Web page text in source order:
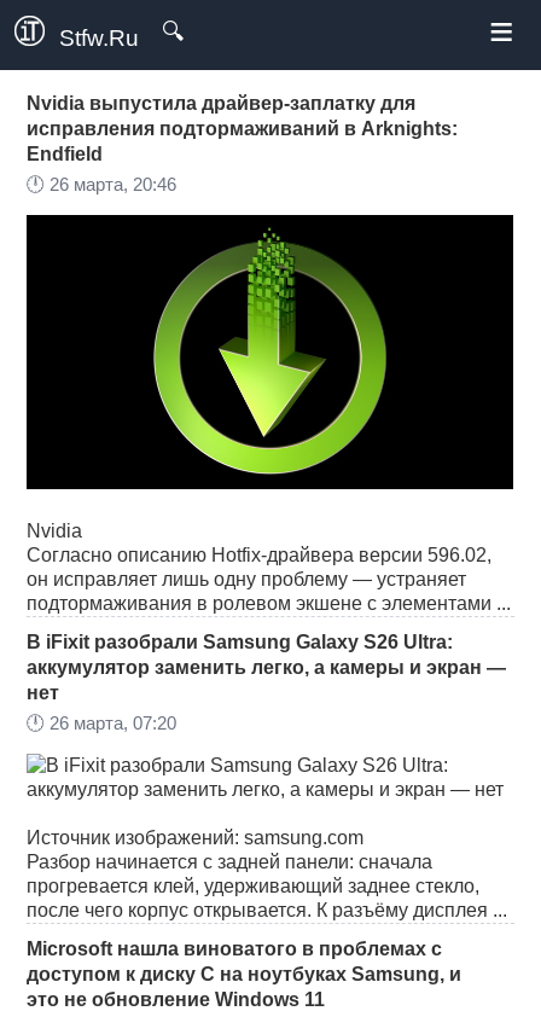
Stfw.Ru 🔍 ≡
Nvidia выпустила драйвер-заплатку для
исправления подтормаживаний в Arknights:
Endfield
🕛 26 марта, 20:46
Nvidia
Согласно описанию Hotfix-драйвера версии 596.02,
он исправляет лишь одну проблему — устраняет
подтормаживания в ролевом экшене с элементами ...
В iFixit разобрали Samsung Galaxy S26 Ultra:
аккумулятор заменить легко, а камеры и экран —
нет
🕛 26 марта, 07:20
Источник изображений: samsung.com
Разбор начинается с задней панели: сначала
прогревается клей, удерживающий заднее стекло,
после чего корпус открывается. К разъёму дисплея ...
Microsoft нашла виноватого в проблемах с
доступом к диску C на ноутбуках Samsung, и
это не обновление Windows 11